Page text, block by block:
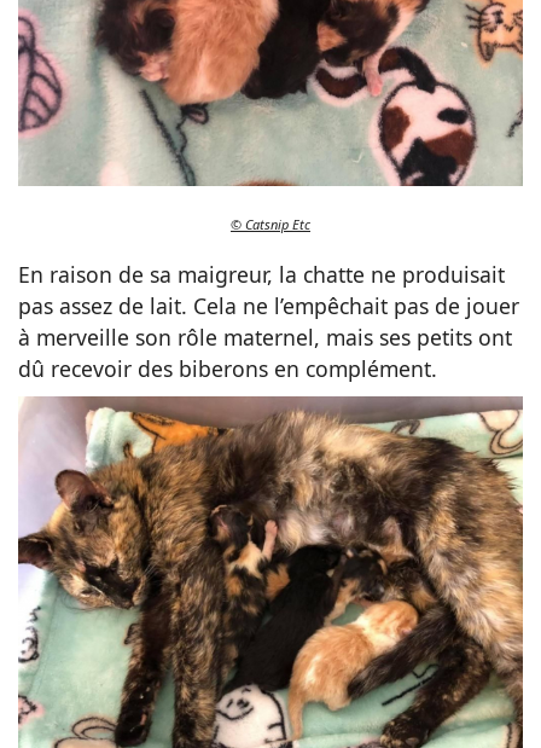
© Catsnip Etc
En raison de sa maigreur, la chatte ne produisait
pas assez de lait. Cela ne l’empêchait pas de jouer
à merveille son rôle maternel, mais ses petits ont
dû recevoir des biberons en complément.